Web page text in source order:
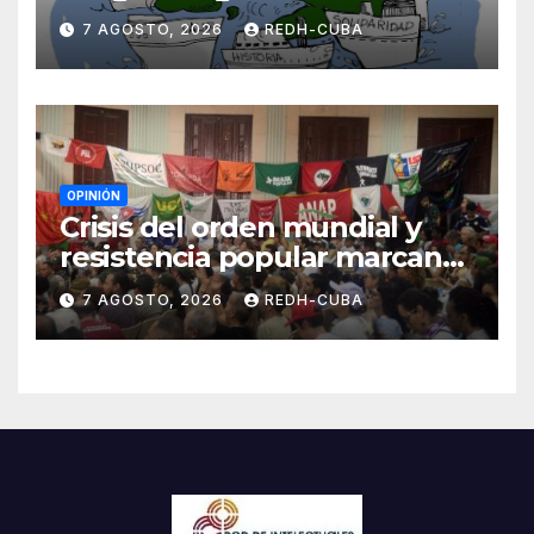
Cuba? Por Hedelberto López
Blanch
7 AGOSTO, 2026 REDH-CUBA
OPINIÓN
Crisis del orden mundial y
resistencia popular marcan
el inicio de la IV Asamblea
Continental de ALBA
Movimientos en Cuba
7 AGOSTO, 2026 REDH-CUBA